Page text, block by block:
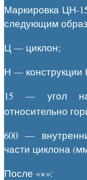
Маркировка ЦН-
следующим
Ц — циклон;
Н —
15 — угол
относительно
600 —
части циклона
После «×»: